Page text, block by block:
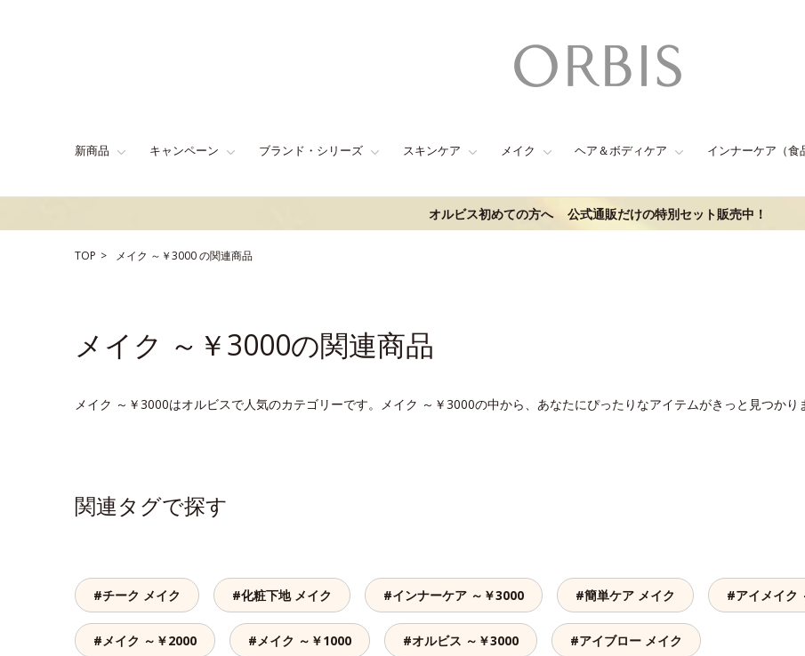
新商品 キャンペーン ブランド・シリーズ スキンケア メイク ヘア＆ボディケア インナーケア（食
オルビス初めての方へ 公式通販だけの特別セット販売中！
TOP メイク ～￥3000の関連商品
メイク ～￥3000の関連商品
メイク ～￥3000はオルビスで人気のカテゴリーです。メイク ～￥3000の中から、あなたにぴったりなアイテムがきっと見つかり
関連タグで探す
#チーク メイク #化粧下地 メイク #インナーケア ～￥3000 #簡単ケア メイク #アイメイク
#メイク ～￥2000 #メイク ～￥1000 #オルビス ～￥3000 #アイブロー メイク